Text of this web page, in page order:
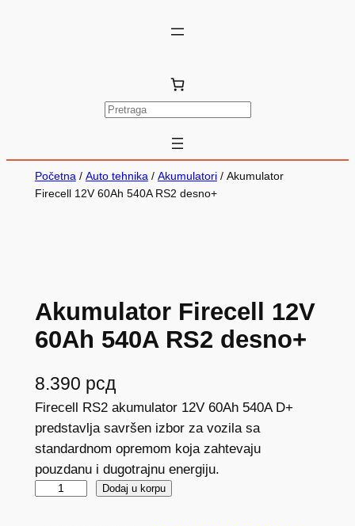
P
t
r
Početna/ Auto tehnika/ Akumulatori/ Akumulator
Firecell 12V 60Ah 540A RS2 desno+
Akumulator Firecell 12V
60Ah 540A RS2 desno+
8.390 рсд
Firecell RS2 akumulator 12V 60Ah 540A D+
predstavlja savršen izbor za vozila sa
standardnom opremom koja zahtevaju
pouzdanu i dugotrajnu energiju.
Dodaj u korpu